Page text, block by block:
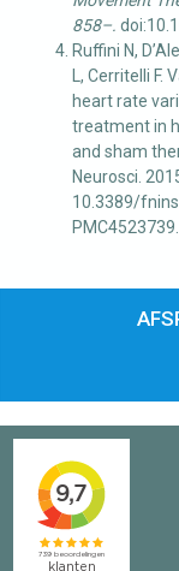
858–.
Ruffini N,
L, Cerritelli
heart rate
treatment in
and sham
Neurosci.
10.3389/
PMC4523739.